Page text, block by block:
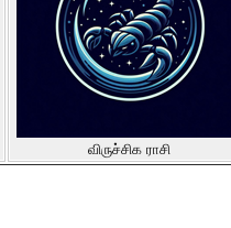
விருச்சிக ராசி